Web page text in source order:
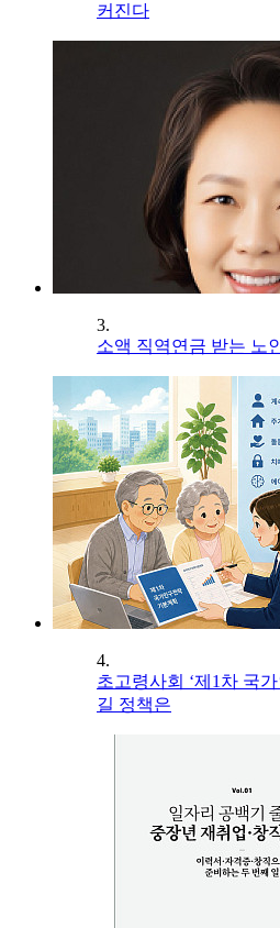
커진다
3.
소액 직역연금 받는 노
4.
초고령사회 ‘제1차 국
길 정책은